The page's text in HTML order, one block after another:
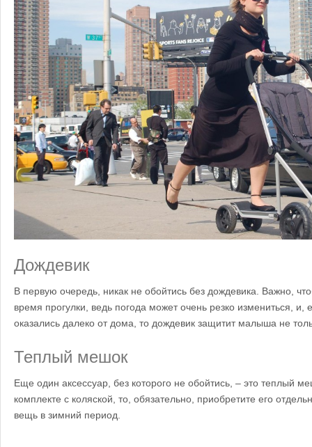
Дождевик
В первую очередь, никак не обойтись без дождевика. Важно,
время прогулки, ведь погода может очень резко измениться,
оказались далеко от дома, то дождевик защитит малыша не
Теплый мешок
Еще один аксессуар, без которого не обойтись, – это теплый
комплекте с коляской, то, обязательно, приобретите его
вещь в зимний период.